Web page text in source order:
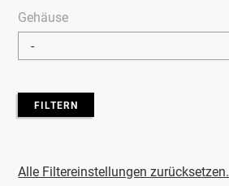
Gehäuse
FILTERN
Alle Filtereinstellungen zurücksetzen.